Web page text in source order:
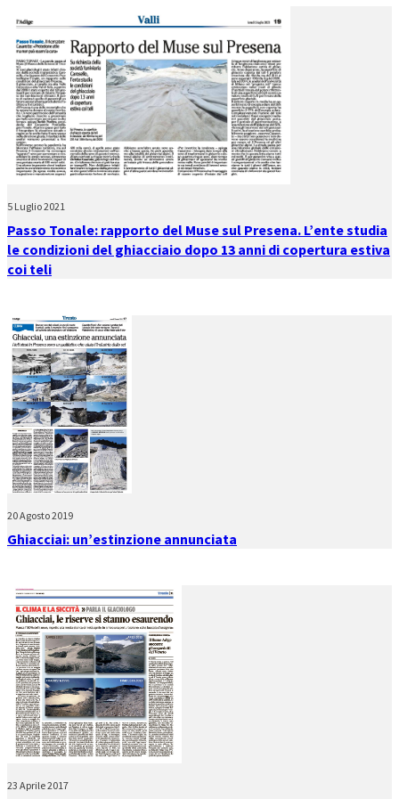
5 Luglio 2021
Passo Tonale: rapporto del Muse sul Presena. L’ente studia
le condizioni del ghiacciaio dopo 13 anni di copertura estiva
coi teli
20 Agosto 2019
Ghiacciai: un’estinzione annunciata
23 Aprile 2017